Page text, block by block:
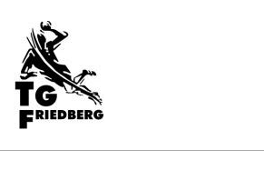
content
TG